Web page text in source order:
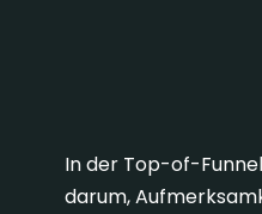
In der Top-of-
darum,